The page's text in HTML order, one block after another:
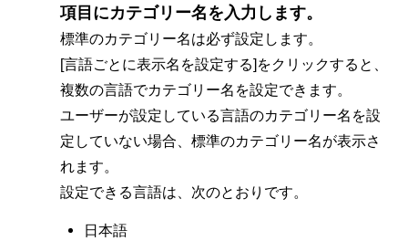
項目にカテゴリー名を入力します。
標準のカテゴリー名は必ず設定します。
[言語ごとに表示名を設定する]をクリックすると、
複数の言語でカテゴリー名を設定できます。
ユーザーが設定している言語のカテゴリー名を設
定していない場合、標準のカテゴリー名が表示さ
れます。
設定できる言語は、次のとおりです。
日本語